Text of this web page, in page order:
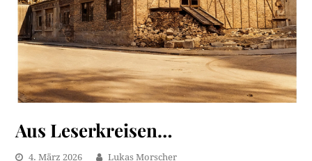
Aus Leserkreisen…
4. März 2026
Lukas Morscher